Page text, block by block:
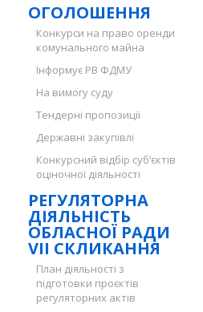
ОГОЛОШЕННЯ
Конкурси на право оренди
комунального майна
Інформує РВ ФДМУ
На вимогу суду
Тендерні пропозиції
Державні закупівлі
Конкурсний відбір суб’єктів
оціночної діяльності
РЕГУЛЯТОРНА
ДІЯЛЬНІСТЬ
ОБЛАСНОЇ РАДИ
VII СКЛИКАННЯ
План діяльності з
підготовки проєктів
регуляторних актів